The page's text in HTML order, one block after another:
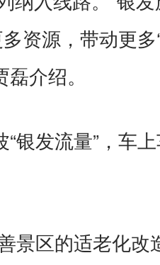
资源，带动更多
介绍。
发流量”，车上
区的适老化改